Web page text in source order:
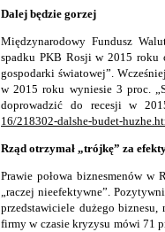
Dalej będzie gorzej
Międzynarodowy Fundusz
spadku PKB Rosji w 2015 roku
gospodarki światowej”.
w 2015 roku wyniesie 3 proc.
doprowadzić do recesji w
16/218302-dalshe-budet-
Rząd otrzymał „trójkę” za
Prawie połowa biznesmenów
„raczej nieefektywne”.
przedstawiciele dużego
firmy w czasie kryzysu mówi 71